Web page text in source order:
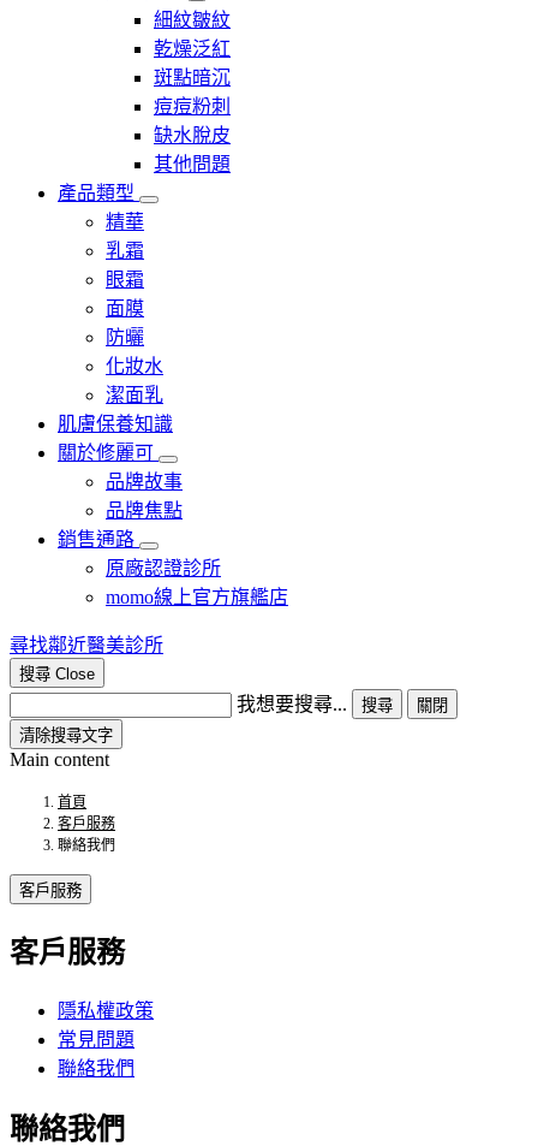
細紋皺紋
乾燥泛紅
斑點暗沉
痘痘粉刺
缺水脫皮
其他問題
產品類型
精華
乳霜
眼霜
面膜
防曬
化妝水
潔面乳
肌膚保養知識
關於修麗可
品牌故事
品牌焦點
銷售通路
原廠認證診所
momo線上官方旗艦店​
尋找鄰近醫美診所
搜尋 Close
我想要搜尋... 搜尋
關閉
清除搜尋文字
Main content
首頁
客戶服務
聯絡我們
客戶服務
客戶服務
隱私權政策
常見問題
聯絡我們
聯絡我們